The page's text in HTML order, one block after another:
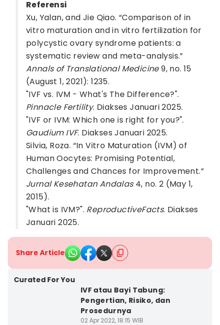
Referensi
Xu, Yalan, and Jie Qiao. “Comparison of in
vitro maturation and in vitro fertilization for
polycystic ovary syndrome patients: a
systematic review and meta-analysis.”
Annals of Translational Medicine9, no. 15
(August 1, 2021): 1235.
"IVF vs. IVM - What's The Difference?".
Pinnacle Fertility. Diakses Januari 2025.
"IVF or IVM: Which one is right for you?".
Gaudium IVF. Diakses Januari 2025.
Silvia, Roza. “In Vitro Maturation (IVM) of
Human Oocytes: Promising Potential,
Challenges and Chances for Improvement.”
Jurnal Kesehatan Andalas4, no. 2 (May 1,
2015).
"What is IVM?". ReproductiveFacts. Diakses
Januari 2025.
Share Article
Curated For You
IVF atau Bayi Tabung:
Pengertian, Risiko, dan
Prosedurnya
02 Apr 2022, 18:15 WIB